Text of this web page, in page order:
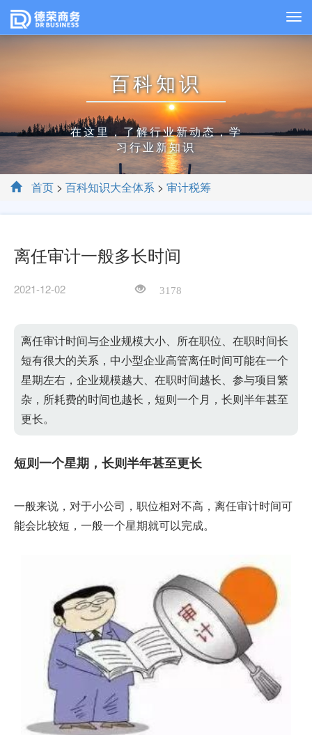
百科知识
在这里，了解行业新动态，学
习行业新知识
首页 > 百科知识大全体系 > 审计税筹
离任审计一般多长时间
2021-12-02 3178
离任审计时间与企业规模大小、所在职位、在职时间长
短有很大的关系，中小型企业高管离任时间可能在一个
星期左右，企业规模越大、在职时间越长、参与项目繁
杂，所耗费的时间也越长，短则一个月，长则半年甚至
更长。
短则一个星期，长则半年甚至更长
一般来说，对于小公司，职位相对不高，离任审计时间可
能会比较短，一般一个星期就可以完成。